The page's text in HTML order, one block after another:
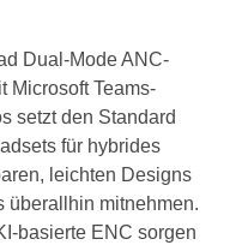
Dual-Mode ANC-
Microsoft Teams-
setzt den Standard
für hybrides
leichten Designs
überallhin mitnehmen.
basierte ENC sorgen